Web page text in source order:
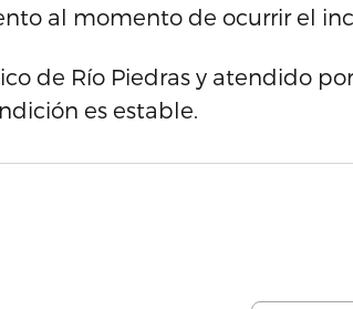
al momento de ocurrir el
de Río Piedras y atendido
es estable.